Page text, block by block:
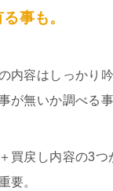
事も。
内容はしっかり
が無いか調べる事
買戻し内容の3つ
要。